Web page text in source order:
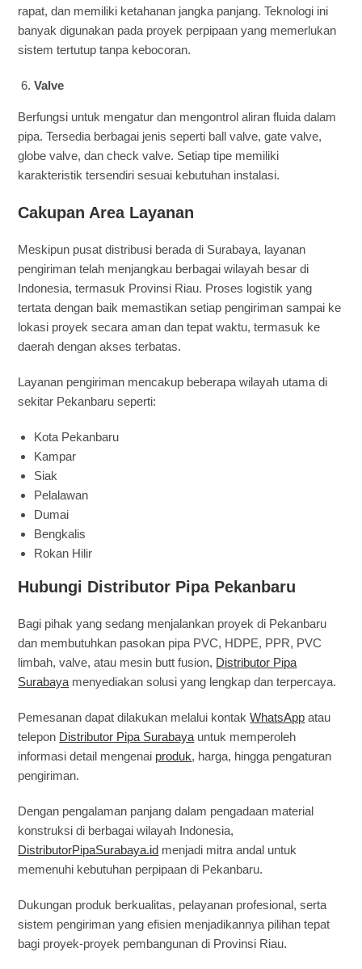
rapat, dan memiliki ketahanan jangka panjang. Teknologi ini
banyak digunakan pada proyek perpipaan yang memerlukan
sistem tertutup tanpa kebocoran.
Valve
Berfungsi untuk mengatur dan mengontrol aliran fluida dalam
pipa. Tersedia berbagai jenis seperti ball valve, gate valve,
globe valve, dan check valve. Setiap tipe memiliki
karakteristik tersendiri sesuai kebutuhan instalasi.
Cakupan Area Layanan
Meskipun pusat distribusi berada di Surabaya, layanan
pengiriman telah menjangkau berbagai wilayah besar di
Indonesia, termasuk Provinsi Riau. Proses logistik yang
tertata dengan baik memastikan setiap pengiriman sampai ke
lokasi proyek secara aman dan tepat waktu, termasuk ke
daerah dengan akses terbatas.
Layanan pengiriman mencakup beberapa wilayah utama di
sekitar Pekanbaru seperti:
Kota Pekanbaru
Kampar
Siak
Pelalawan
Dumai
Bengkalis
Rokan Hilir
Hubungi Distributor Pipa Pekanbaru
Bagi pihak yang sedang menjalankan proyek di Pekanbaru
dan membutuhkan pasokan pipa PVC, HDPE, PPR, PVC
limbah, valve, atau mesin butt fusion, Distributor Pipa
Surabaya menyediakan solusi yang lengkap dan terpercaya.
Pemesanan dapat dilakukan melalui kontakWhatsApp atau
telepon Distributor Pipa Surabaya untuk memperoleh
informasi detail mengenai produk, harga, hingga pengaturan
pengiriman.
Dengan pengalaman panjang dalam pengadaan material
konstruksi di berbagai wilayah Indonesia,
DistributorPipaSurabaya.id menjadi mitra andal untuk
memenuhi kebutuhan perpipaan di Pekanbaru.
Dukungan produk berkualitas, pelayanan profesional, serta
sistem pengiriman yang efisien menjadikannya pilihan tepat
bagi proyek-proyek pembangunan di Provinsi Riau.